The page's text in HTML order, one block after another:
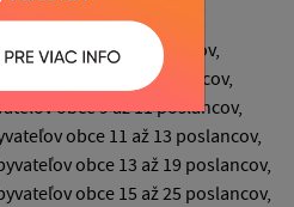
obce 3 až 5 poslancov,
obce 5 až 7 poslancov,
obce 7 až 9 poslancov,
obce 9 až 11 poslancov,
obce 11 až 13 poslancov,
obce 13 až 19 poslancov,
obce 15 až 25 poslancov,